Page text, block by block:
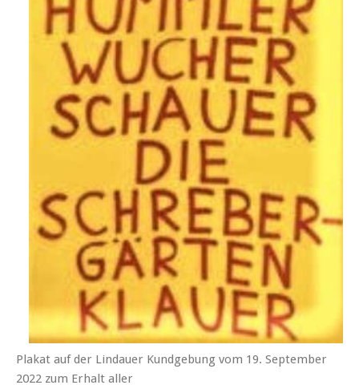
Plakat auf der Lindauer Kundgebung vom 19. September
2022 zum Erhalt aller